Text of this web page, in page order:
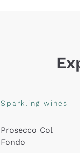
Sparkling wines
Prosecco Col
Fondo